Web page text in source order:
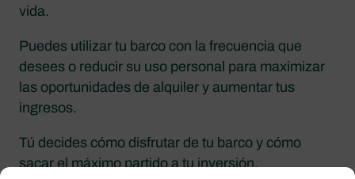
vida.
Puedes utilizar tu barco con la frecuencia que
desees o reducir su uso personal para maximizar
las oportunidades de alquiler y aumentar tus
ingresos.
Tú decides cómo disfrutar de tu barco y cómo
sacar el máximo partido a tu inversión.